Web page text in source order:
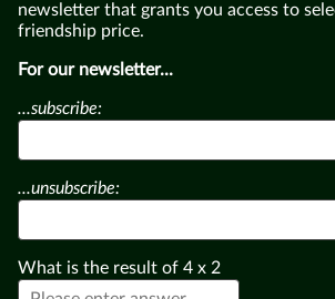
newsletter that grants you access to
friendship price.
For our newsletter...
...subscribe:
...unsubscribe:
What is the result of 4 x 2